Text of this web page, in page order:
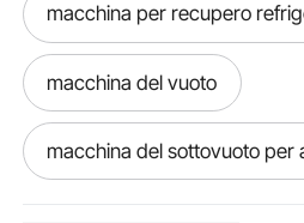
macchina per recupero
macchina del vuoto
macchina del sottovuoto per